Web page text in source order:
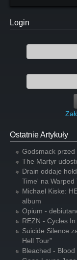
Login
Ostatnie Artykuły
Godsmack
The Martyr
Drain oddaje
Time' na Warped
Michael Kiske:
album
Opium -
REZN - Cycles
Suicide Silence
Hell Tour”
Bleached - Blood